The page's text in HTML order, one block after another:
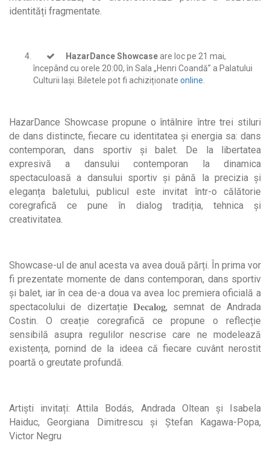
identități fragmentate.
HazarDance Showcase are loc pe 21 mai,
începând cu orele 20:00, în Sala „Henri Coandă” a Palatului
Culturii Iași. Biletele pot fi achiziționate online
HazarDance Showcase propune o întâlnire între trei stiluri
de dans distincte, fiecare cu identitatea și energia sa: dans
contemporan, dans sportiv și balet. De la libertatea
expresivă a dansului contemporan la dinamica
spectaculoasă a dansului sportiv și până la precizia și
eleganța baletului, publicul este invitat într-o călătorie
coregrafică ce pune în dialog tradiția, tehnica și
creativitatea.
Showcase-ul de anul acesta va avea două părți. În prima vor
fi prezentate momente de dans contemporan, dans sportiv
și balet, iar în cea de-a doua va avea loc premiera oficială a
spectacolului de dizertație 𝐃𝐞𝐜𝐚𝐥𝐨𝐠, semnat de Andrada
Costin. O creație coregrafică ce propune o reflecție
sensibilă asupra regulilor nescrise care ne modelează
existența, pornind de la ideea că fiecare cuvânt nerostit
poartă o greutate profundă.
Artiști invitați: Attila Bodás, Andrada Oltean și Isabela
Haiduc, Georgiana Dimitrescu și Ştefan Kagawa-Popa,
Victor Negru